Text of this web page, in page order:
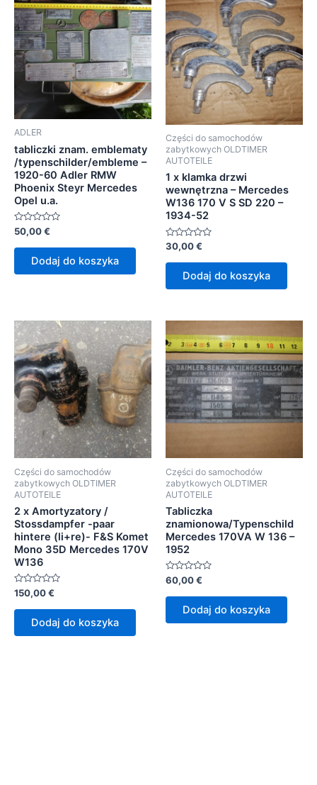
ADLER
tabliczki znam. emblematy
/typenschilder/embleme –
1920-60 Adler RMW
Phoenix Steyr Mercedes
Opel u.a.
Oceniono
0
na
50,00€
Dodaj do koszyka
Części do samochodów
zabytkowych OLDTIMER
AUTOTEILE
1 x klamka drzwi
wewnętrzna – Mercedes
W136 170 V S SD 220 –
1934-52
Oceniono
na
30,00€
Dodaj do koszyka
Części do samochodów
zabytkowych OLDTIMER
AUTOTEILE
2 x Amortyzatory /
Stossdampfer -paar
hintere (li+re)- F&S Komet
Mono 35D Mercedes 170V
W136
Oceniono
0
na
150,00€
Dodaj do koszyka
Części do samochodów
zabytkowych OLDTIMER
AUTOTEILE
Tabliczka
znamionowa/Typenschild
Mercedes 170VA W 136 –
1952
Oceniono
0
na
60,00€
Dodaj do koszyka